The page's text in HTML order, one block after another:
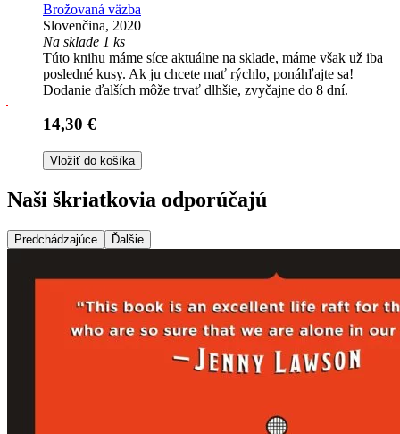
Brožovaná väzba
Slovenčina, 2020
Na sklade 1 ks
Túto knihu máme síce aktuálne na sklade, máme však už iba
posledné kusy. Ak ju chcete mať rýchlo, ponáhľajte sa!
Dodanie ďalších môže trvať dlhšie, zvyčajne do 8 dní.
14,30 €
Vložiť do košíka
Naši škriatkovia odporúčajú
Predchádzajúce Ďalšie